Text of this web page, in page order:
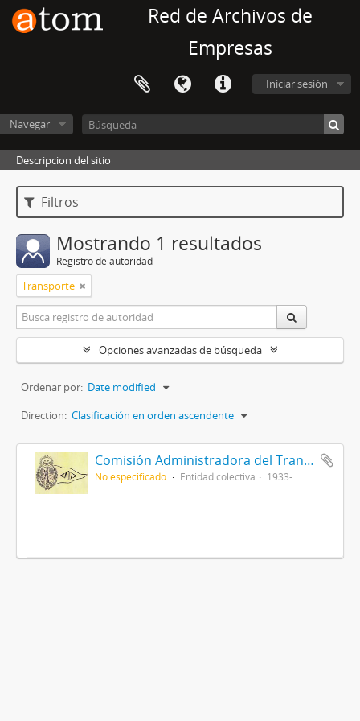
Red de Archivos de
Empresas
Iniciar sesión
Navegar
Descripcion del sitio
Filtros
Mostrando 1 resultados
Registro de autoridad
Transporte
Opciones avanzadas de búsqueda
Ordenar por: Date modified
Direction: Clasificación en orden ascendente
Comisión Administradora del Transporte Automotor
No especificado. Entidad colectiva 1933-